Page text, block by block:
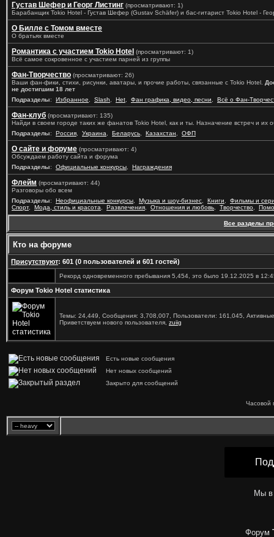
Густав Шефер и Георг Листинг (просматривают: 1)
Барабанщик Tokio Hotel - Густав Шефер (Gustav Schäfer) и бас-гитарист Tokio Hotel -
О Билле с Томом вместе
О братьях вместе
Романтика с участием Tokio Hotel (просматривают: 1)
Всё самое сокровенное с участием парней из группы
Фан-Творчество (просматривают: 26)
Ваши фан-фики, стихи, рисунки, аватары, и прочие работы, связанные с Tokio Hotel.
не достигшим 18 лет
Подразделы: Избранное Slash Het Фан графика, видео, песни Всё о Фан-
Фан-клуб (просматривают: 135)
Найди в своем городе таких же фанатов Tokio Hotel, как и ты. Назначение встреч и их
Подразделы: Россия Украина Беларусь Казахстан ОФП
О сайте и форуме (просматривают: 4)
Обсуждаем работу сайта и форума
Подразделы: Официальные конкурсы Награждения
Флейм (просматривают: 44)
Разговоры обо всем
Подразделы: Неофициальные конкурсы Музыка и шоу-бизнес Книги
Фильмы и
Спорт, Мода, стиль и красота Развлечения Отношения и любовь Творчество
Все разделы
Кто на форуме
Присутствуют: 601 (0 пользователей и 601 гостей)
Рекорд одновременного пребывания 5,454, это было 19.12.2025 в
Форум Tokio Hotel статистика
Темы: 24,449, Сообщения: 3,708,007, Пользователи: 161,045,
Приветствуем нового пользователя, zuiig
Есть новые сообщения
Нет новых сообщений
Закрыто для сообщений
Часовой
Мы в
Форум